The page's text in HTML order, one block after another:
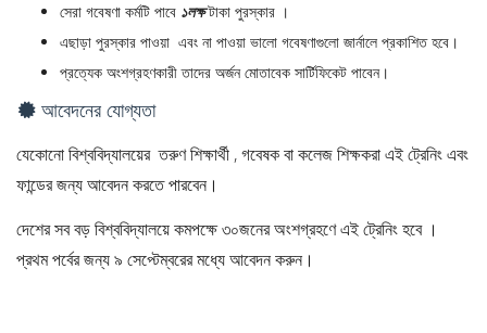
সেরা গবেষণা কর্মটি পাবে ১লক্ষ টাকা পুরস্কার ।
এছাড়া পুরস্কার পাওয়া এবং না পাওয়া ভালো গবেষণাগুলো জার্নালে প্রকাশিত হবে।
প্রত্যেক অংশগ্রহণকারী তাদের অর্জন মোতাবেক সার্টিফিকেট পাবেন।
আবেদনের যোগ্যতা
যেকোনো বিশ্ববিদ্যালয়ের তরুণ শিক্ষার্থী , গবেষক বা কলেজ শিক্ষকরা এই ট্রেনিং এবং
ফান্ডের জন্য আবেদন করতে পারবেন।
দেশের সব বড় বিশ্ববিদ্যালয়ে কমপক্ষে ৩০জনের অংশগ্রহণে এই ট্রেনিং হবে ।
প্রথম পর্বের জন্য ৯ সেপ্টেম্বরের মধ্যে আবেদন করুন।